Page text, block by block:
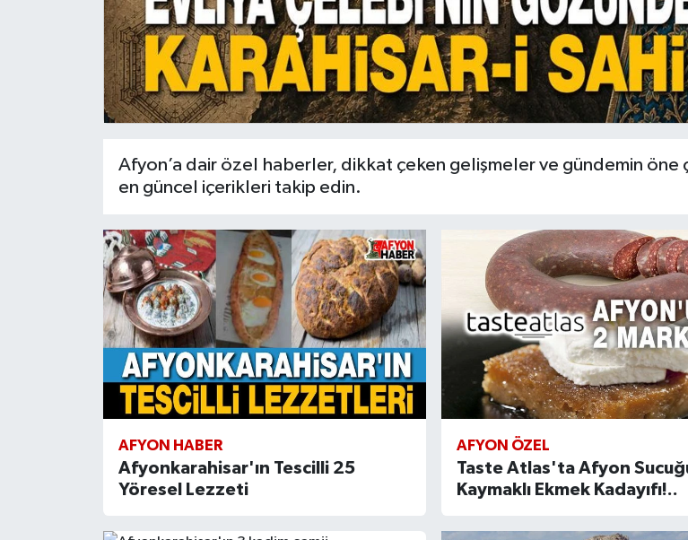
Afyon’a dair özel haberler, dikkat çeken gelişmeler ve gündemin öne
en güncel içerikleri takip edin.
AFYON HABER
Afyonkarahisar'ın Tescilli 25
Yöresel Lezzeti
AFYON ÖZEL
Taste Atlas'ta Afyon
Kaymaklı Ekmek Kadayıfı!..